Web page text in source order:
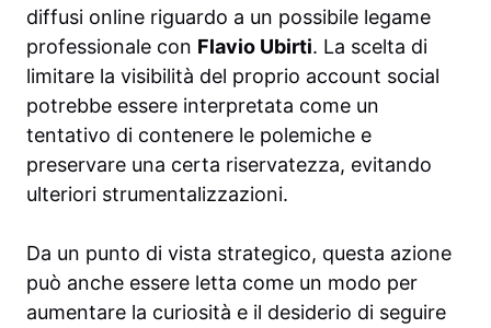
diffusi online riguardo a un possibile legame
professionale con Flavio Ubirti. La scelta di
limitare la visibilità del proprio account social
potrebbe essere interpretata come un
tentativo di contenere le polemiche e
preservare una certa riservatezza, evitando
ulteriori strumentalizzazioni.
Da un punto di vista strategico, questa azione
può anche essere letta come un modo per
aumentare la curiosità e il desiderio di seguire